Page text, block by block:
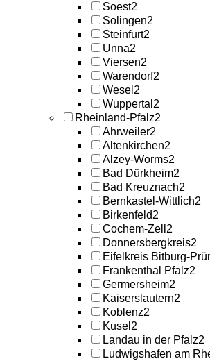
Soest2
Solingen2
Steinfurt2
Unna2
Viersen2
Warendorf2
Wesel 2
Wuppertal 2
Rheinland-Pfalz2
Ahrweiler2
Altenkirchen2
Alzey-Worms2
Bad Dürkheim2
Bad Kreuznach2
Bernkastel-Wittlich2
Birkenfeld2
Cochem-Zell 2
Donnersbergkreis2
Eifelkreis Bitburg-
Frankenthal Pfalz2
Germersheim2
Kaiserslautern2
Koblenz2
Kusel 2
Landau in der Pfalz2
Ludwigshafen am